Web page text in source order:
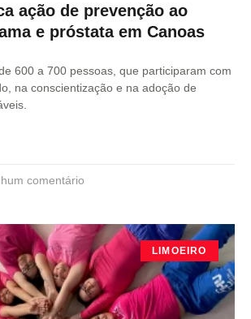
ação de prevenção ao
e próstata em Canoas
600 a 700 pessoas, que participaram com
na conscientização e na adoção de
comentário
LIMOEIRO